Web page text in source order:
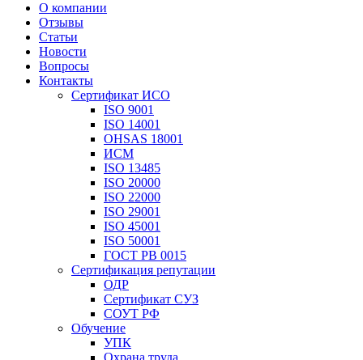
О компании
Отзывы
Статьи
Новости
Вопросы
Контакты
Сертификат ИСО
ISO 9001
ISO 14001
OHSAS 18001
ИСМ
ISO 13485
ISO 20000
ISO 22000
ISO 29001
ISO 45001
ISO 50001
ГОСТ РВ 0015
Сертификация репутации
ОДР
Сертификат СУЗ
СОУТ РФ
Обучение
УПК
Охрана труда